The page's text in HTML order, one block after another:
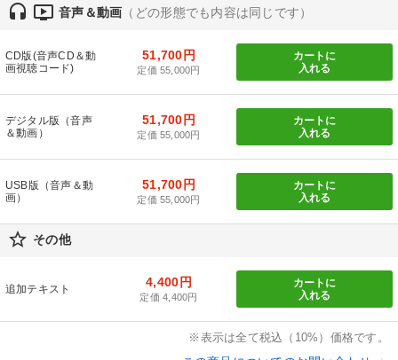
業績を伸ばしたい 社長の姿勢を学びたい
経営体系を学びたい 経営を改善したい
社員研修を行いたい 財務・数字力の向上
資産保全 インバウンド 節税
早わかり
※「更新」を押すと「カテゴリー」「目的別」「キーワード」を更新いただけます。
refresh 更新する
headset ondemand_video 音声＆動画 （どの形態でも内容は同じです）
CD版(音声CD＆動
画視聴コード)
51,700円
定価 55,000円
カートに
入れる
デジタル版（音声
＆動画）
51,700円
定価 55,000円
カートに
入れる
USB版（音声＆動
画）
51,700円
定価 55,000円
カートに
入れる
star_border その他
追加テキスト 4,400円
定価 4,400円
カートに
入れる
※表示は全て税込（10%）価格です。